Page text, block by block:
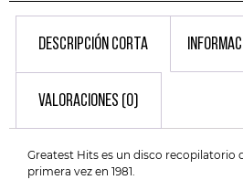
DESCRIPCIÓN CORTA
VALORACIONES (0)
Greatest Hits es un disco recopilatorio
primera vez en 1981.